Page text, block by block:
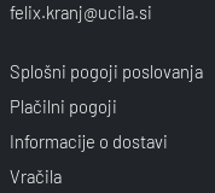
felix.kranj@ucila.si
Splošni pogoji poslovanja
Plačilni pogoji
Informacije o dostavi
Vračila